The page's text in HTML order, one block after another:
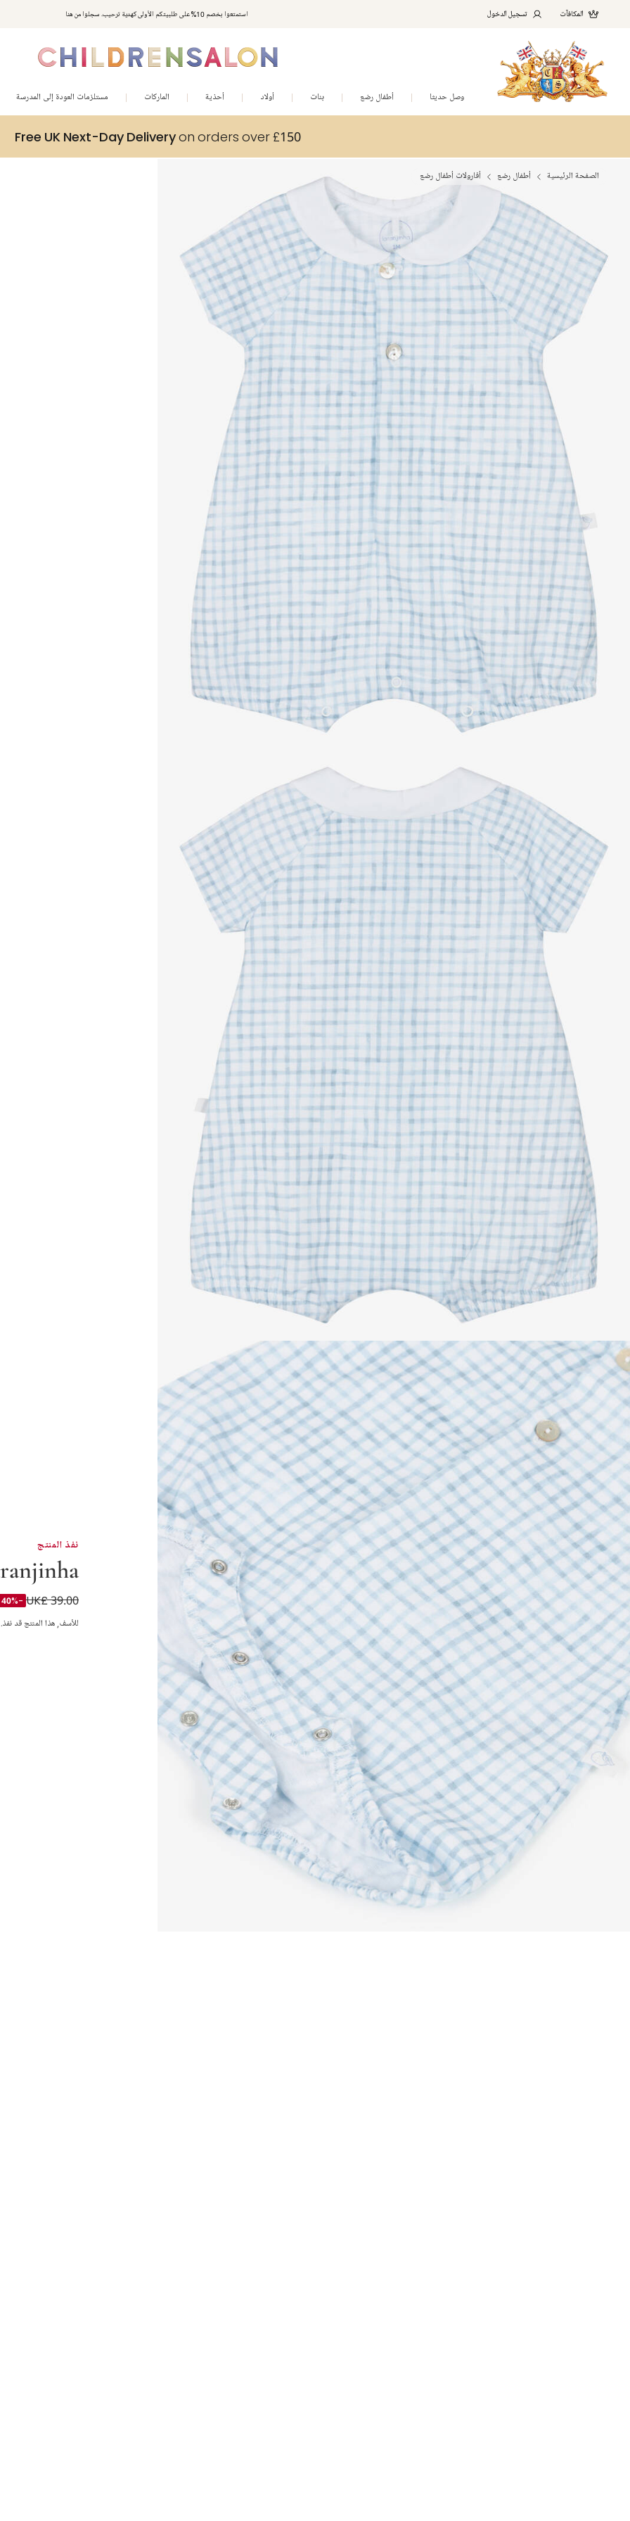
استمتعوا بخصم 10% على طلبيتكم الأولى كهدية ترحيب. سجلوا من هنا المكافآت تسجيل الدخول
وصل حديثا أطفال رضع بنات أولاد أحذية الماركات مستلزمات العودة إلى المدرسة
Free UK Next-Day Deliveryon orders over £150
الصفحة الرئيسية أطفال رضع أفارولات أطفال رضع
نفذ المنتج
بودي سوت قطن لون
UK£ 39.00
-40%
للأسف, هذا المنتج قد نفذ.